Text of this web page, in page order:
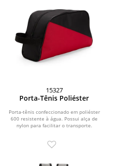
15327
Porta-Tênis Poliéster
Porta-tênis confeccionado em poliéster
600 resistente à água. Possui alça de
nylon para facilitar o transporte.